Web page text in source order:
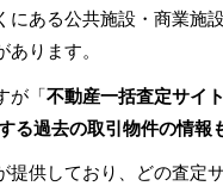
ある公共施設・商業施
ります。
が「不動産一括査定サイト
る過去の取引物件の情
提供しており、どの査定